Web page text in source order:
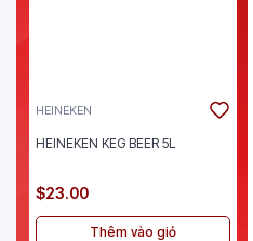
HEINEKEN
HEINEKEN KEG BEER 5L
$23.00
Thêm vào giỏ